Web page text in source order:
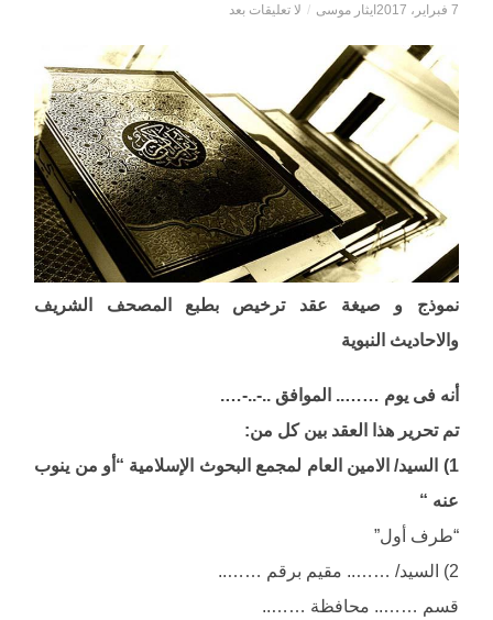
7 فبراير، 2017 ايثار موسى / لا تعليقات بعد
نموذج و صيغة عقد ترخيص بطبع المصحف الشريف
والاحاديث النبوية
أنه فى يوم …….. الموافق ..-..-….
تم تحرير هذا العقد بين كل من:
1) السيد/ الامين العام لمجمع البحوث الإسلامية “أو من ينوب
عنه “
“طرف أول”
2) السيد/ …….. مقيم برقم ……..
قسم …….. محافظة ……..